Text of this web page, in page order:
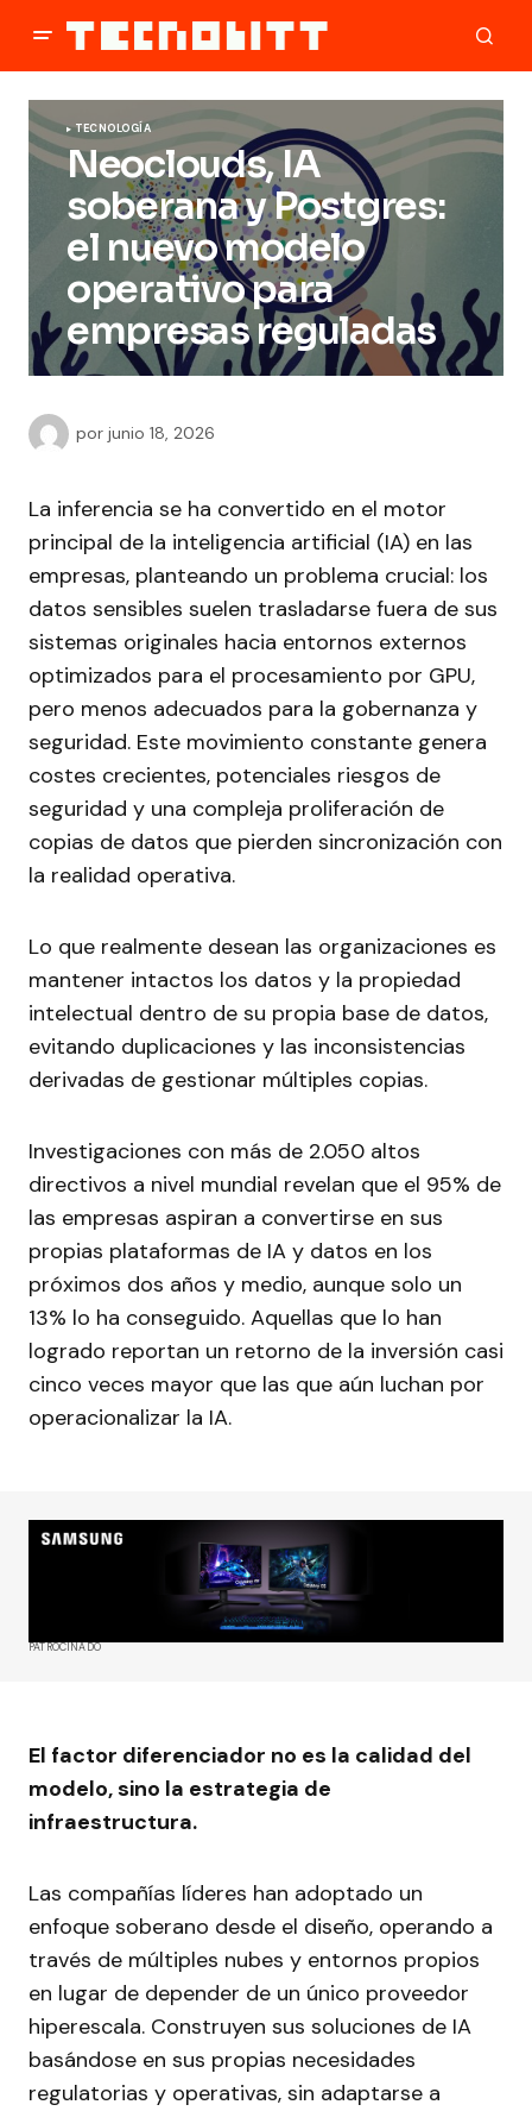
TECNOLOGÍA
Neoclouds, IA
soberana y Postgres:
el nuevo modelo
operativo para
empresas reguladas
por junio 18, 2026
La inferencia se ha convertido en el motor
principal de la inteligencia artificial (IA) en las
empresas, planteando un problema crucial: los
datos sensibles suelen trasladarse fuera de sus
sistemas originales hacia entornos externos
optimizados para el procesamiento por GPU,
pero menos adecuados para la gobernanza y
seguridad. Este movimiento constante genera
costes crecientes, potenciales riesgos de
seguridad y una compleja proliferación de
copias de datos que pierden sincronización con
la realidad operativa.
Lo que realmente desean las organizaciones es
mantener intactos los datos y la propiedad
intelectual dentro de su propia base de datos,
evitando duplicaciones y las inconsistencias
derivadas de gestionar múltiples copias.
Investigaciones con más de 2.050 altos
directivos a nivel mundial revelan que el 95% de
las empresas aspiran a convertirse en sus
propias plataformas de IA y datos en los
próximos dos años y medio, aunque solo un
13% lo ha conseguido. Aquellas que lo han
logrado reportan un retorno de la inversión casi
cinco veces mayor que las que aún luchan por
operacionalizar la IA.
PATROCINADO
El factor diferenciador no es la calidad del
modelo, sino la estrategia de
infraestructura.
Las compañías líderes han adoptado un
enfoque soberano desde el diseño, operando a
través de múltiples nubes y entornos propios
en lugar de depender de un único proveedor
hiperescala. Construyen sus soluciones de IA
basándose en sus propias necesidades
regulatorias y operativas, sin adaptarse a